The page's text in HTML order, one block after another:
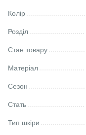
Колір
Розділ
Стан товару
Матеріал
Сезон
Стать
Тип шкіри